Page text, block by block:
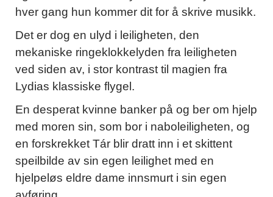
hver gang hun kommer dit for å skrive musikk.
Det er dog en ulyd i leiligheten, den
mekaniske ringeklokkelyden fra leiligheten
ved siden av, i stor kontrast til magien fra
Lydias klassiske flygel.
En desperat kvinne banker på og ber om hjelp
med moren sin, som bor i naboleiligheten, og
en forskrekket Tár blir dratt inn i et skittent
speilbilde av sin egen leilighet med en
hjelpeløs eldre dame innsmurt i sin egen